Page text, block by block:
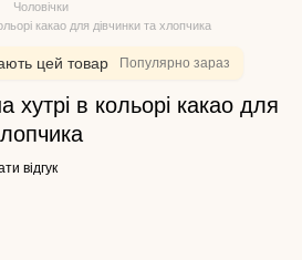
Чоловічки
какао для дівчинки та хлопчика
цей товар Популярно зараз
хутрі в кольорі какао для
відгук